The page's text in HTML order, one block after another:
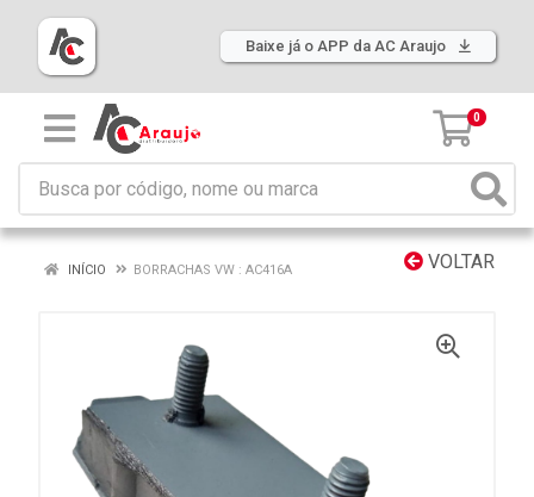
Baixe já o APP da AC Araujo
0
VOLTAR
INÍCIO BORRACHAS VW : AC416A